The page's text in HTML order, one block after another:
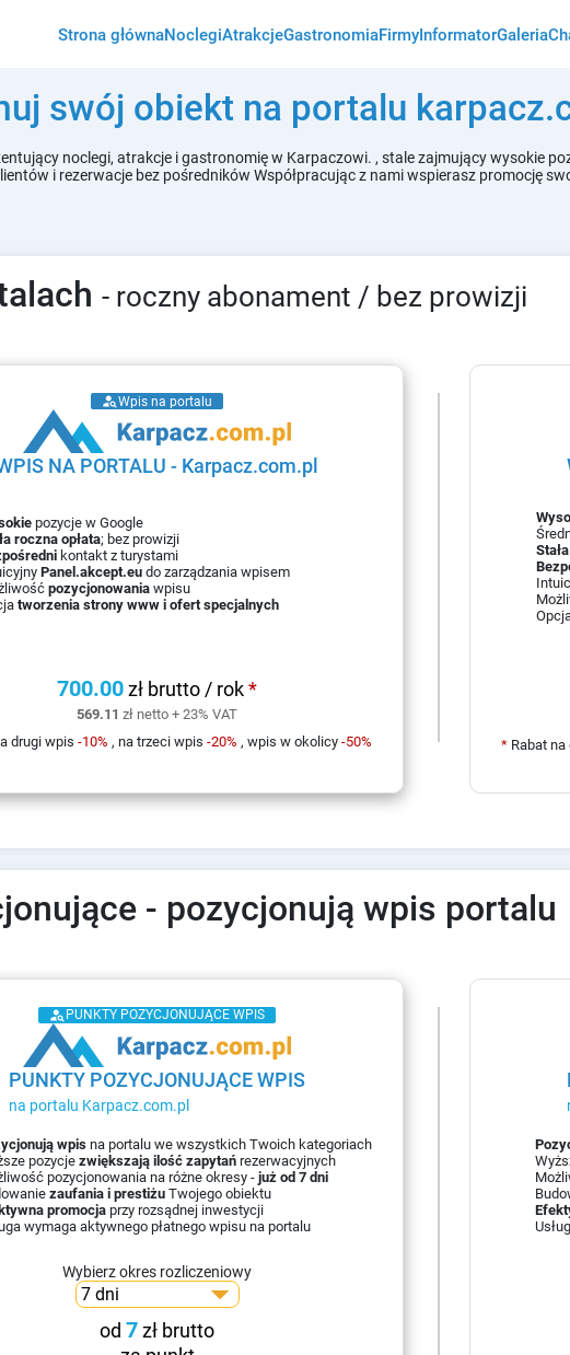
Strona głównaNoclegiAtrakcjeGastronomiaFirmyInformatorGaleria
swój obiekt na portalu
noclegi, atrakcje i gastronomię w Karpaczowi. , stale zajmujący wysokie
i rezerwacje bez pośredników Współpracując z nami wspierasz promocję
- roczny abonament / bez prowizji
person_searchWpis na portalu
NA PORTALU - karpacz.com.pl
pozycje w Google
roczna opłata; bez prowizji
kontakt z turystami
Panel.akcept.eudo zarządzania wpisem
pozycjonowaniawpisu
tworzenia strony www i ofert specjalnych
700.00zł brutto / rok*
569.11 zł netto + 23% VAT
drugi wpis -10% , na trzeci wpis -20% , wpis w okolicy -50%
*Rabat na
- pozycjonują wpis portalu
person_search PUNKTY POZYCJONUJĄCE WPIS
PUNKTY POZYCJONUJĄCE WPIS
na portalu karpacz.com.pl
wpis na portalu we wszystkich Twoich kategoriach
pozycjezwiększają ilość zapytań rezerwacyjnych
pozycjonowania na różne okresy -już od 7 dni
zaufania i prestiżu Twojego obiektu
promocja przy rozsądnej inwestycji
wymaga aktywnego płatnego wpisu na portalu
Wybierz okres rozliczeniowy
od7zł brutto